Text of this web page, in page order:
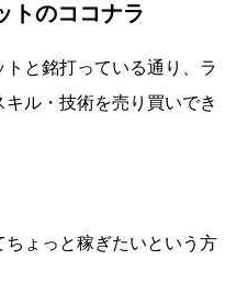
トのココナラ
と銘打っている通り、ラ
ル・技術を売り買いでき
ょっと稼ぎたいという方